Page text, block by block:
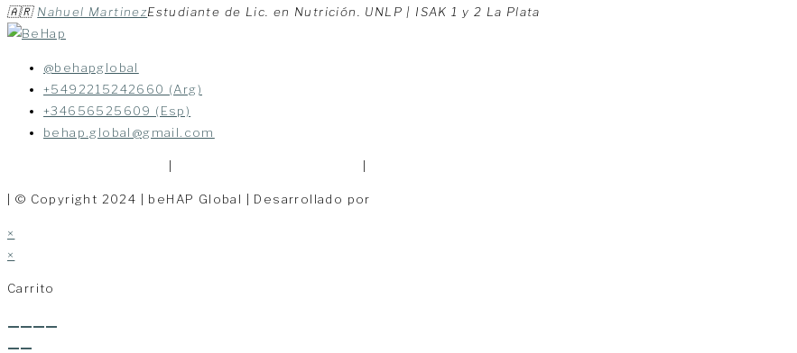
🇦🇷 Nahuel MartinezEstudiante de Lic. en Nutrición. UNLP | ISAK 1 y 2 La Plata
@behapglobal
+5492215242660 (Arg)
+34656525609 (Esp)
behap.global@gmail.com
| © Copyright 2024 | beHAP Global | Desarrollado por
×
×
Carrito